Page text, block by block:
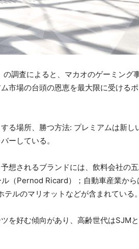
調査によると、マカオのゲーミング
市場の台頭の恩恵を最大限に受ける
る場所、勝つ方法: プレミアムは新し
ーしている。
想されるブランドには、飲料会社の
（Pernod Ricard）；自動車産業から
ルのマリオットなどが含まれている。
を好む傾向があり、高齢世代はSJM